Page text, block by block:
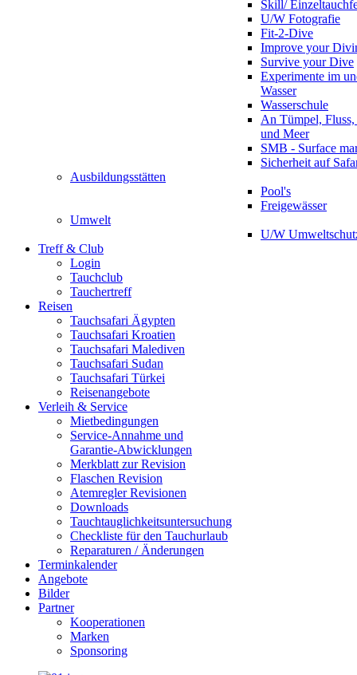
Skill/
U/W Fotografie
Fit-2-Dive
Improve your
Survive your Dive
Experimente im
Wasser
Wasserschule
An Tümpel,
und Meer
SMB - Surface
Sicherheit auf
Ausbildungsstätten
Pool's
Freigewässer
Umwelt
U/W
Treff & Club
Login
Tauchclub
Tauchertreff
Reisen
Tauchsafari Ägypten
Tauchsafari Kroatien
Tauchsafari Malediven
Tauchsafari Sudan
Tauchsafari Türkei
Reisenangebote
Verleih & Service
Mietbedingungen
Service-Annahme und
Garantie-Abwicklungen
Merkblatt zur Revision
Flaschen Revision
Atemregler Revisionen
Downloads
Tauchtauglichkeitsuntersuchung
Checkliste für den Tauchurlaub
Reparaturen / Änderungen
Terminkalender
Angebote
Bilder
Partner
Kooperationen
Marken
Sponsoring